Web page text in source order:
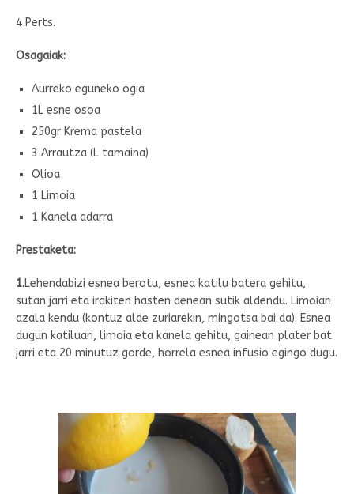
4 Perts.
Osagaiak:
Aurreko eguneko ogia
1L esne osoa
250gr Krema pastela
3 Arrautza (L tamaina)
Olioa
1 Limoia
1 Kanela adarra
Prestaketa:
1.Lehendabizi esnea berotu, esnea katilu batera gehitu,
sutan jarri eta irakiten hasten denean sutik aldendu. Limoiari
azala kendu (kontuz alde zuriarekin, mingotsa bai da). Esnea
dugun katiluari, limoia eta kanela gehitu, gainean plater bat
jarri eta 20 minutuz gorde, horrela esnea infusio egingo dugu.